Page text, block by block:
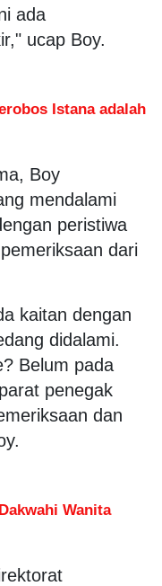
ada
ucap Boy.
Istana adalah
Boy
mendalami
peristiwa
dari
kaitan dengan
didalami.
Belum pada
penegak
dan
Wanita